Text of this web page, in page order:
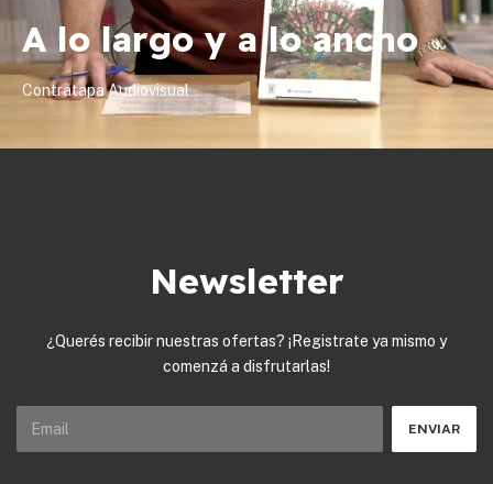
A lo largo y a lo ancho
Contratapa Audiovisual
Newsletter
¿Querés recibir nuestras ofertas? ¡Registrate ya mismo y
comenzá a disfrutarlas!